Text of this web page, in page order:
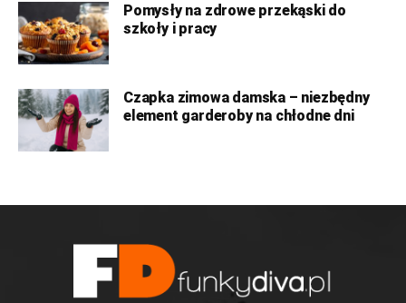
Pomysły na zdrowe przekąski do
szkoły i pracy
Czapka zimowa damska – niezbędny
element garderoby na chłodne dni